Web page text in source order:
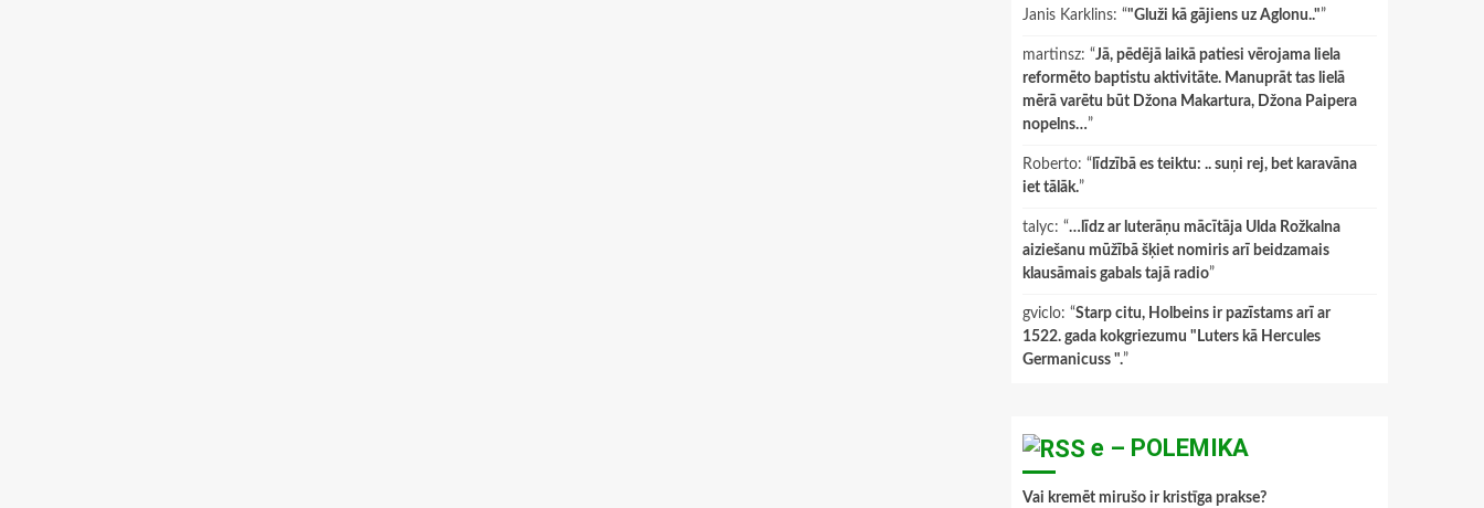
Janis Karklins: “"Gluži kā gājiens uz Aglonu.."”
martinsz: “Jā, pēdējā laikā patiesi vērojama liela
reformēto baptistu aktivitāte. Manuprāt tas lielā
mērā varētu būt Džona Makartura, Džona Paipera
nopelns…”
Roberto: “ līdzībā es teiktu: .. suņi rej, bet karavāna
iet tālāk.”
talyc: “…līdz ar luterāņu mācītāja Ulda Rožkalna
aiziešanu mūžībā šķiet nomiris arī beidzamais
klausāmais gabals tajā radio”
gviclo: “Starp citu, Holbeins ir pazīstams arī ar
1522. gada kokgriezumu "Luters kā Hercules
Germanicuss ".”
e – POLEMIKA
Vai kremēt mirušo ir kristīga prakse?